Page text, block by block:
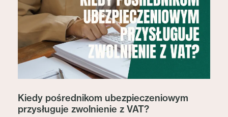
Kiedy pośrednikom ubezpieczeniowym
przysługuje zwolnienie z VAT?